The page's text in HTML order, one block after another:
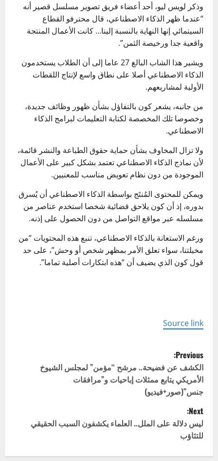
وذكر لويس ليو، أحد أعضاء فريق تصوير مسلسل قصير أنه
“عندما ظهر الذكاء الاصطناعي، قال محترفو القطاع
السينمائي إنها النهاية بالنسبة إلينا… كانت الأعمال المنتجة
واقعية جدا ورخيصة الثمن”.
ويشير هذا الشاب البالغ 27 عاما إلى أن الطلاب يستخدمون
الذكاء الاصطناعي أصلا على نطاق واسع لإنتاج اللقطات
الأولية لمشاريعهم.
من جانبه، يشعر كون بالتفاؤل بشأن ظهور وظائف جديدة،
وخصوصا تلك المخصصة لكتابة التعليمات لبرامج الذكاء
الاصطناعي.
ولا تزال المخاوف بشأن حماية حقوق الطباعة والنشر قائمة،
لأن نماذج الذكاء الاصطناعي تعتمد بشكل كبير على الأعمال
الموجودة من دون نظام تعويض مناسب للمعنيين.
ويمكن للمحتوى المُنتَج بواسطة الذكاء الاصطناعي أن يُسرق
بدوره، إذ أن كون يلاحق قضائية شخصا استخدم عناصر من
مسلسله عبر مواقع التواصل من دون الحصول على إذنه.
ورغم الاستعانة بالذكاء الاصطناعي، تنبع هذه المحتويات “من
مخيلتنا، سواء تعلق الأمر بمظهر شخص أو وحش”، على حد
قول كون الذي يضيف أن “هذه ابتكارات أصلية تماما”.
Source link
P
o
s
t
n
a
Previous:
الكشف عن فضيحة.. مرشح “مؤمن” لمجلس الشيوخ
الأمريكي يتابع ممثلات إباحيات و”مرافقات
جنس”(صور+فيديو)
Next:
ليس دلالة على الملل.. العلماء يكشفون السبب الحقيقي
للتثاؤب